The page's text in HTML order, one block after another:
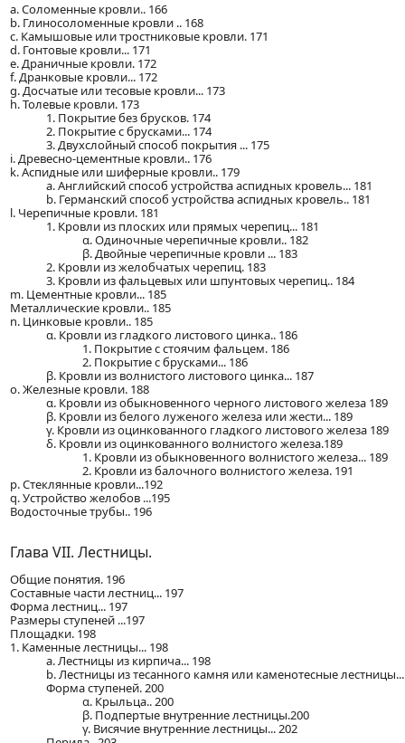
a. Соломенные кровли.. 166
b. Глиносоломенные кровли .. 168
c. Камышовые или тростниковые кровли. 171
d. Гонтовые кровли... 171
e. Драничные кровли. 172
f. Дранковые кровли... 172
g. Досчатые или тесовые кровли... 173
h. Толевые кровли. 173
1. Покрытие без брусков. 174
2. Покрытие с брусками... 174
3. Двухслойный способ покрытия ... 175
i. Древесно-цементные кровли.. 176
k. Аспидные или шиферные кровли.. 179
a. Английский способ устройства аспидных кровель... 181
b. Германский способ устройства аспидных кровель.. 181
l. Черепичные кровли. 181
1. Кровли из плоских или прямых черепиц... 181
α. Одиночные черепичные кровли.. 182
β. Двойные черепичные кровли ... 183
2. Кровли из желобчатых черепиц. 183
3. Кровли из фальцевых или шпунтовых черепиц.. 184
m. Цементные кровли... 185
Металлические кровли.. 185
n. Цинковые кровли.. 185
α. Кровли из гладкого листового цинка.. 186
1. Покрытие с стоячим фальцем. 186
2. Покрытие с брусками... 186
β. Кровли из волнистого листового цинка... 187
o. Железные кровли. 188
α. Кровли из обыкновенного черного листового железа 189
β. Кровли из белого луженого железа или жести... 189
γ. Кровли из оцинкованного гладкого листового железа 189
δ. Кровли из оцинкованного волнистого железа.189
1. Кровли из обыкновенного волнистого железа... 189
2. Кровли из балочного волнистого железа. 191
p. Стеклянные кровли...192
q. Устройство желобов ...195
Водосточные трубы.. 196
Глава VII. Лестницы.
Общие понятия. 196
Составные части лестниц... 197
Форма лестниц... 197
Размеры ступеней ...197
Площадки. 198
1. Каменные лестницы... 198
а. Лестницы из кирпича... 198
b. Лестницы из тесанного камня или каменотесные
Форма ступеней. 200
α. Крыльца.. 200
β. Подпертые внутренние лестницы.200
γ. Висячие внутренние лестницы... 202